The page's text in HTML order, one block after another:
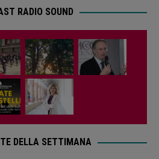
RADIO SOUND
DELLA SETTIMANA